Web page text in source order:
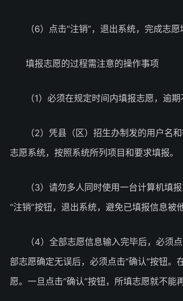
（6）点击“注销”，退出系统，完成志愿
填报志愿的过程需注意的操作事项
（1）必须在规定时间内填报志愿，逾期
（2）凭县（区）招生办制发的用户名
志愿系统，按照系统所列项目和要求填报。
（3）请勿多人同时使用一台计算机填
“注销”按钮，退出系统，避免已填报信息被
（4）全部志愿信息输入完毕后，必须
部志愿确定无误后，必须点击“确认”按钮。
愿。一旦点击“确认”按钮，所填志愿就不能